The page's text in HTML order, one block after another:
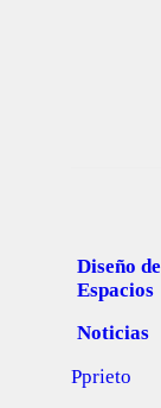
Diseño de
Espacios
Noticias
Pprieto